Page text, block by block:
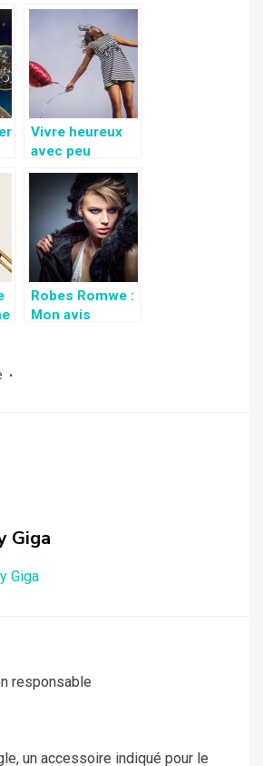
d’épargner de
l’argent dans un
but précis
Vivre heureux
avec peu
d’argent , c’est
possible?
Robes Romwe :
Mon avis
Giga
Giga
responsable
un accessoire indiqué pour le